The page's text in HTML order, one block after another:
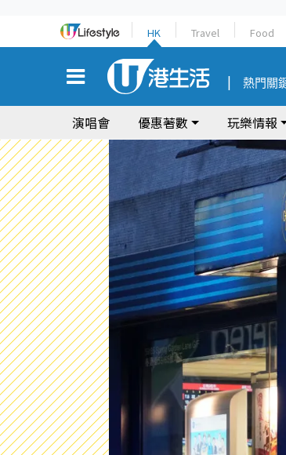
HK Travel Food
熱門關
演唱會 優惠著數 玩樂情報